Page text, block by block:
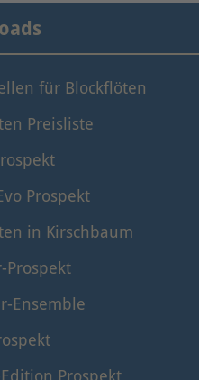
für Blockflöten
Preisliste
Prospekt
in Kirschbaum
Prospekt
Ensemble